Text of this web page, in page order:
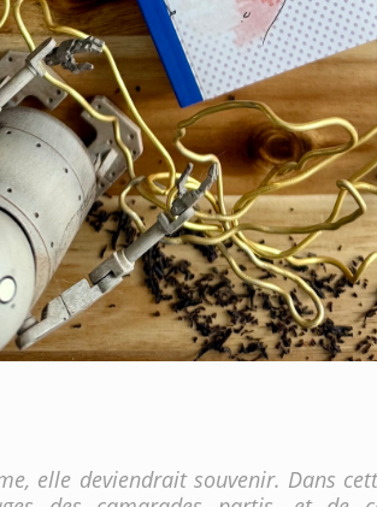
elle deviendrait souvenir. Dans